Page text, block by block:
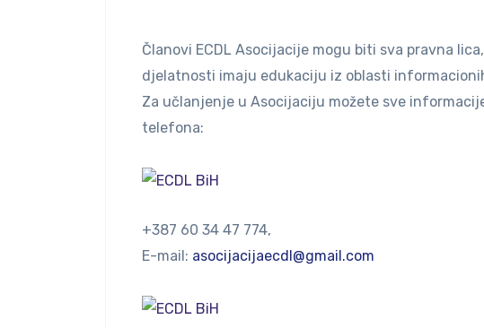
Članovi ECDL Asocijacije mogu biti sva pravna
djelatnosti imaju edukaciju iz oblasti
Za učlanjenje u Asocijaciju možete sve
telefona:
+387 60 34 47 774,
E-mail: asocijacijaecdl@gmail.com